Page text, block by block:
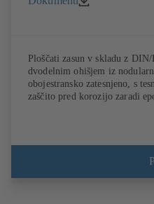
Ploščati zasun v skladu z
dvodelnim ohišjem iz
obojestransko zatesnjeno, s
zaščito pred korozijo zaradi